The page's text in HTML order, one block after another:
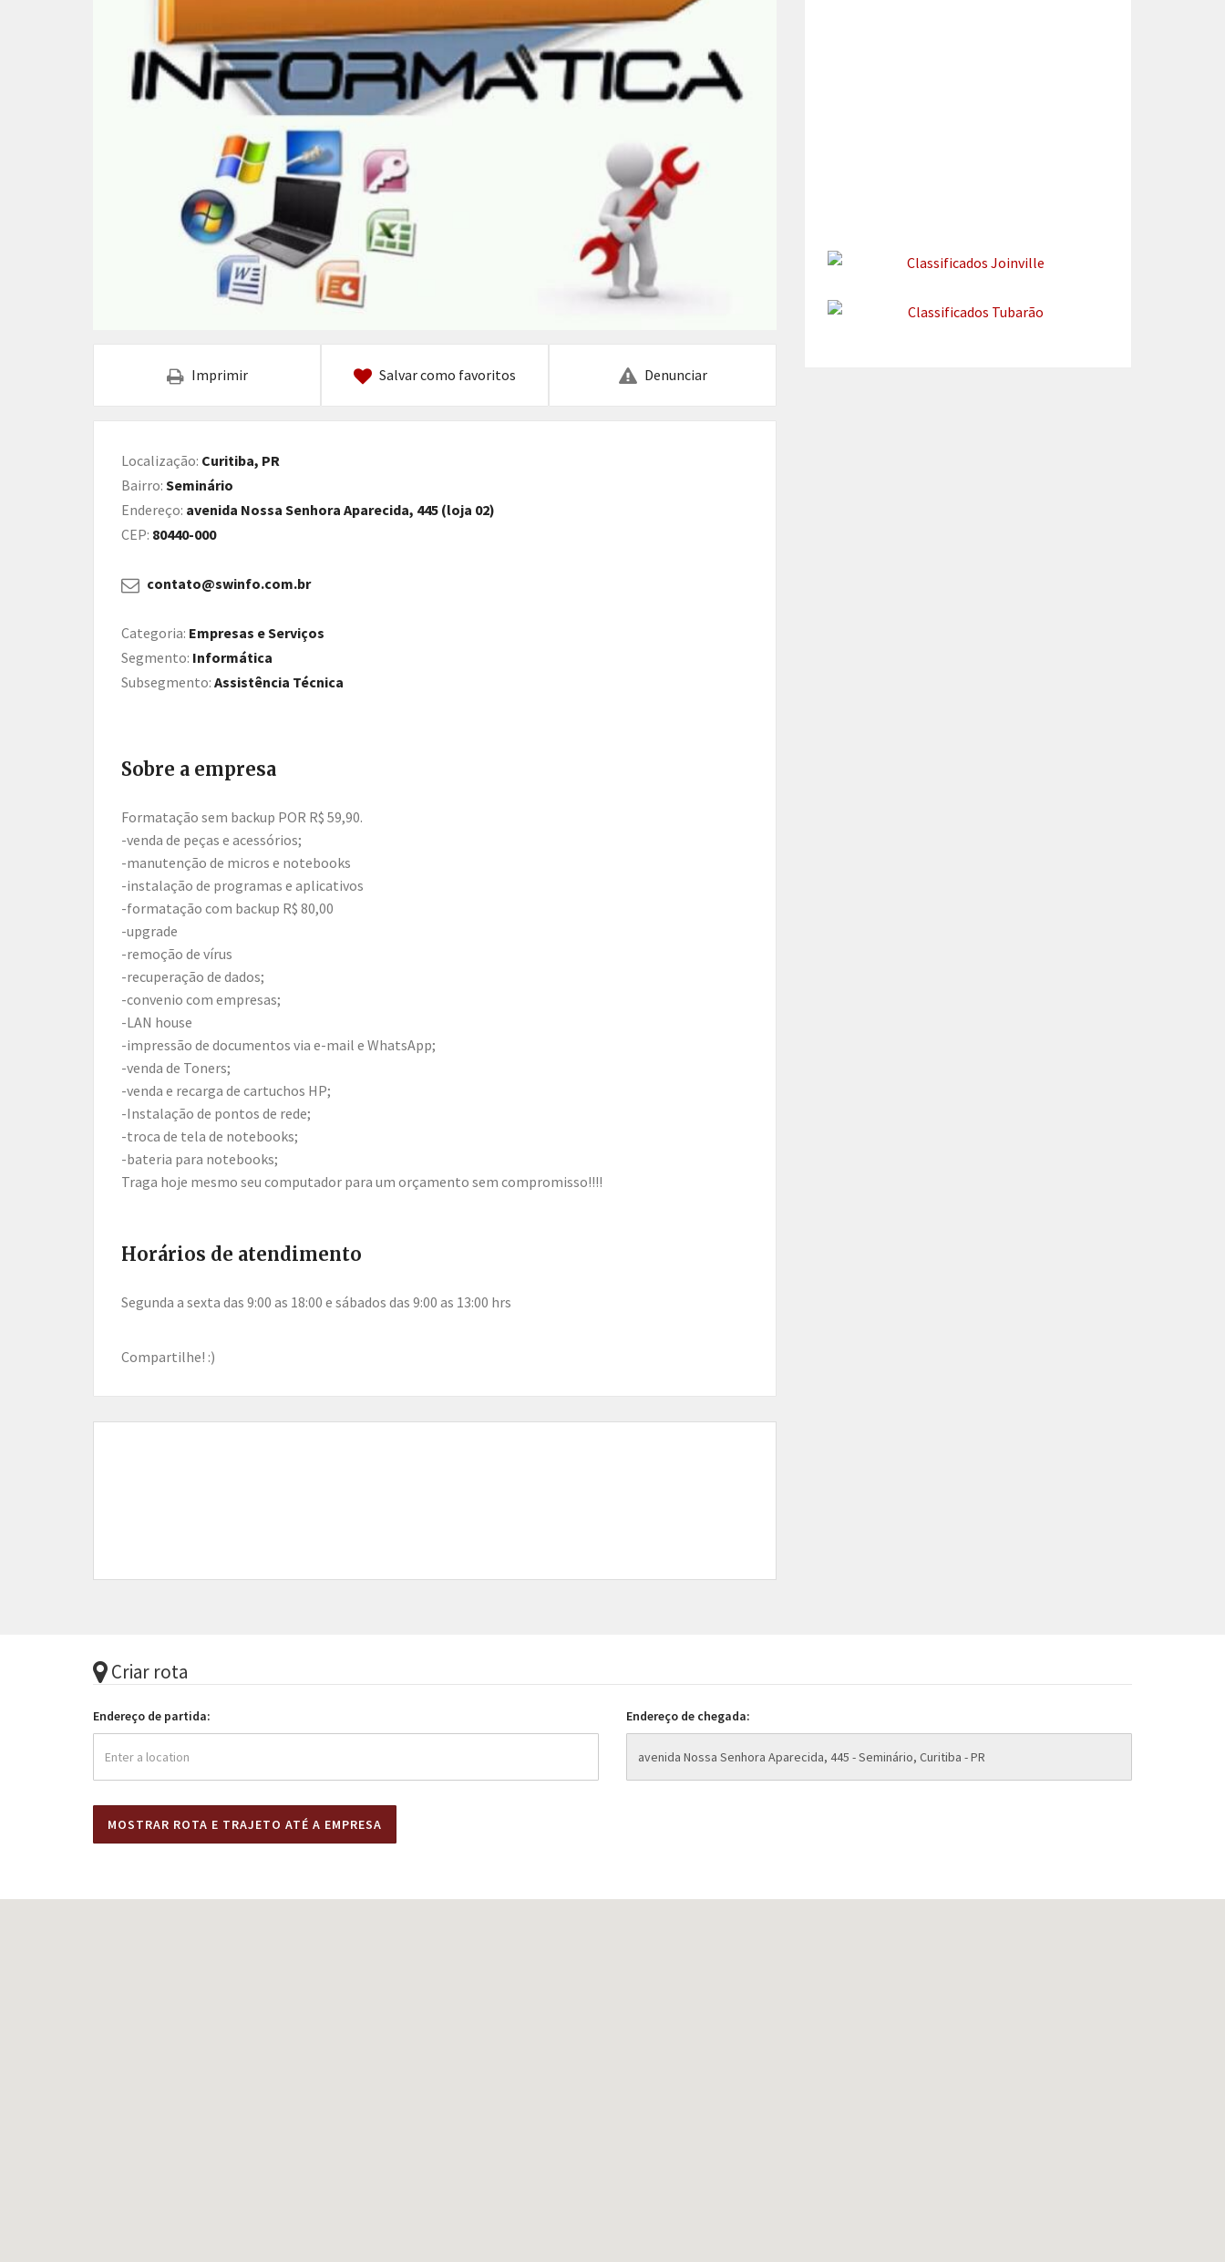
Imprimir Salvar como favoritos Denunciar
Localização: Curitiba, PR
Bairro: Seminário
Endereço: avenida Nossa Senhora Aparecida, 445 (loja 02)
CEP: 80440-000
contato@swinfo.com.br
Categoria: Empresas e Serviços
Segmento: Informática
Subsegmento: Assistência Técnica
Sobre a empresa
Formatação sem backup POR R$ 59,90.
-venda de peças e acessórios;
-manutenção de micros e notebooks
-instalação de programas e aplicativos
-formatação com backup R$ 80,00
-upgrade
-remoção de vírus
-recuperação de dados;
-convenio com empresas;
-LAN house
-impressão de documentos via e-mail e WhatsApp;
-venda de Toners;
-venda e recarga de cartuchos HP;
-Instalação de pontos de rede;
-troca de tela de notebooks;
-bateria para notebooks;
Traga hoje mesmo seu computador para um orçamento sem compromisso!!!!
Horários de atendimento
segunda a sexta das 9:00 as 18:00 e sábados das 9:00 as 13:00 hrs
Compartilhe! :)
Criar rota
Endereço de partida: Endereço de chegada: